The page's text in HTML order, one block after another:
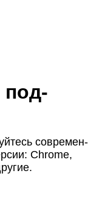
под­
совре­мен­
Chrome,